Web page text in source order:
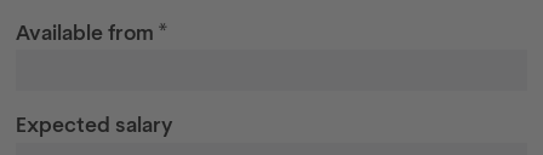
Available from *
Expected salary